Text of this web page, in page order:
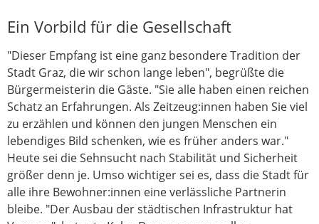
Ein Vorbild für die Gesellschaft
"Dieser Empfang ist eine ganz besondere Tradition der
Stadt Graz, die wir schon lange leben", begrüßte die
Bürgermeisterin die Gäste. "Sie alle haben einen reichen
Schatz an Erfahrungen. Als Zeitzeug:innen haben Sie viel
zu erzählen und können den jungen Menschen ein
lebendiges Bild schenken, wie es früher anders war."
Heute sei die Sehnsucht nach Stabilität und Sicherheit
größer denn je. Umso wichtiger sei es, dass die Stadt für
alle ihre Bewohner:innen eine verlässliche Partnerin
bleibe. "Der Ausbau der städtischen Infrastruktur hat